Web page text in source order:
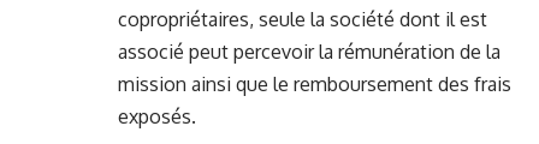
copropriétaires, seule la société dont il est
associé peut percevoir la rémunération de la
mission ainsi que le remboursement des frais
exposés.